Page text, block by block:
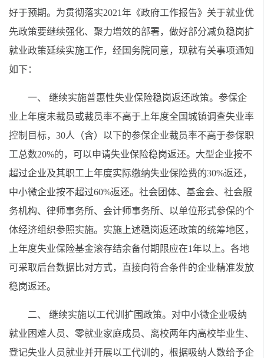
好于预期。为贯彻落实2021年《政府工作报告》关于就业优
先政策要继续强化、聚力增效的部署，做好部分减负稳岗扩
就业政策延续实施工作，经国务院同意，现就有关事项通知
如下：
一、 继续实施普惠性失业保险稳岗返还政策。参保企
业上年度未裁员或裁员率不高于上年度全国城镇调查失业率
控制目标，30人（含）以下的参保企业裁员率不高于参保职
工总数20%的，可以申请失业保险稳岗返还。大型企业按不
超过企业及其职工上年度实际缴纳失业保险费的30%返还，
中小微企业按不超过60%返还。社会团体、基金会、社会服
务机构、律师事务所、会计师事务所、以单位形式参保的个
体经济组织参照实施。实施上述稳岗返还政策的统筹地区，
上年度失业保险基金滚存结余备付期限应在1年以上。各地
可采取后台数据比对方式，直接向符合条件的企业精准发放
稳岗返还。
二、 继续实施以工代训扩围政策。对中小微企业吸纳
就业困难人员、零就业家庭成员、离校两年内高校毕业生、
登记失业人员就业并开展以工代训的，根据吸纳人数给予企